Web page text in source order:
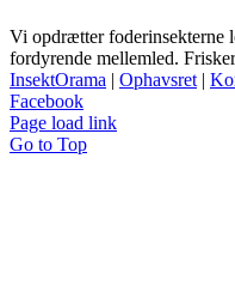
Vi opdrætter foderinsekterne
fordyrende mellemled.
InsektOrama | Ophavsret |
Facebook
Page load link
Go to Top